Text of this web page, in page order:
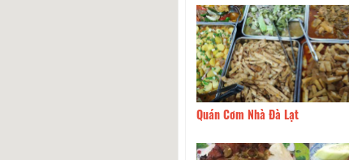
Quán Cơm Nhà Đà Lạt